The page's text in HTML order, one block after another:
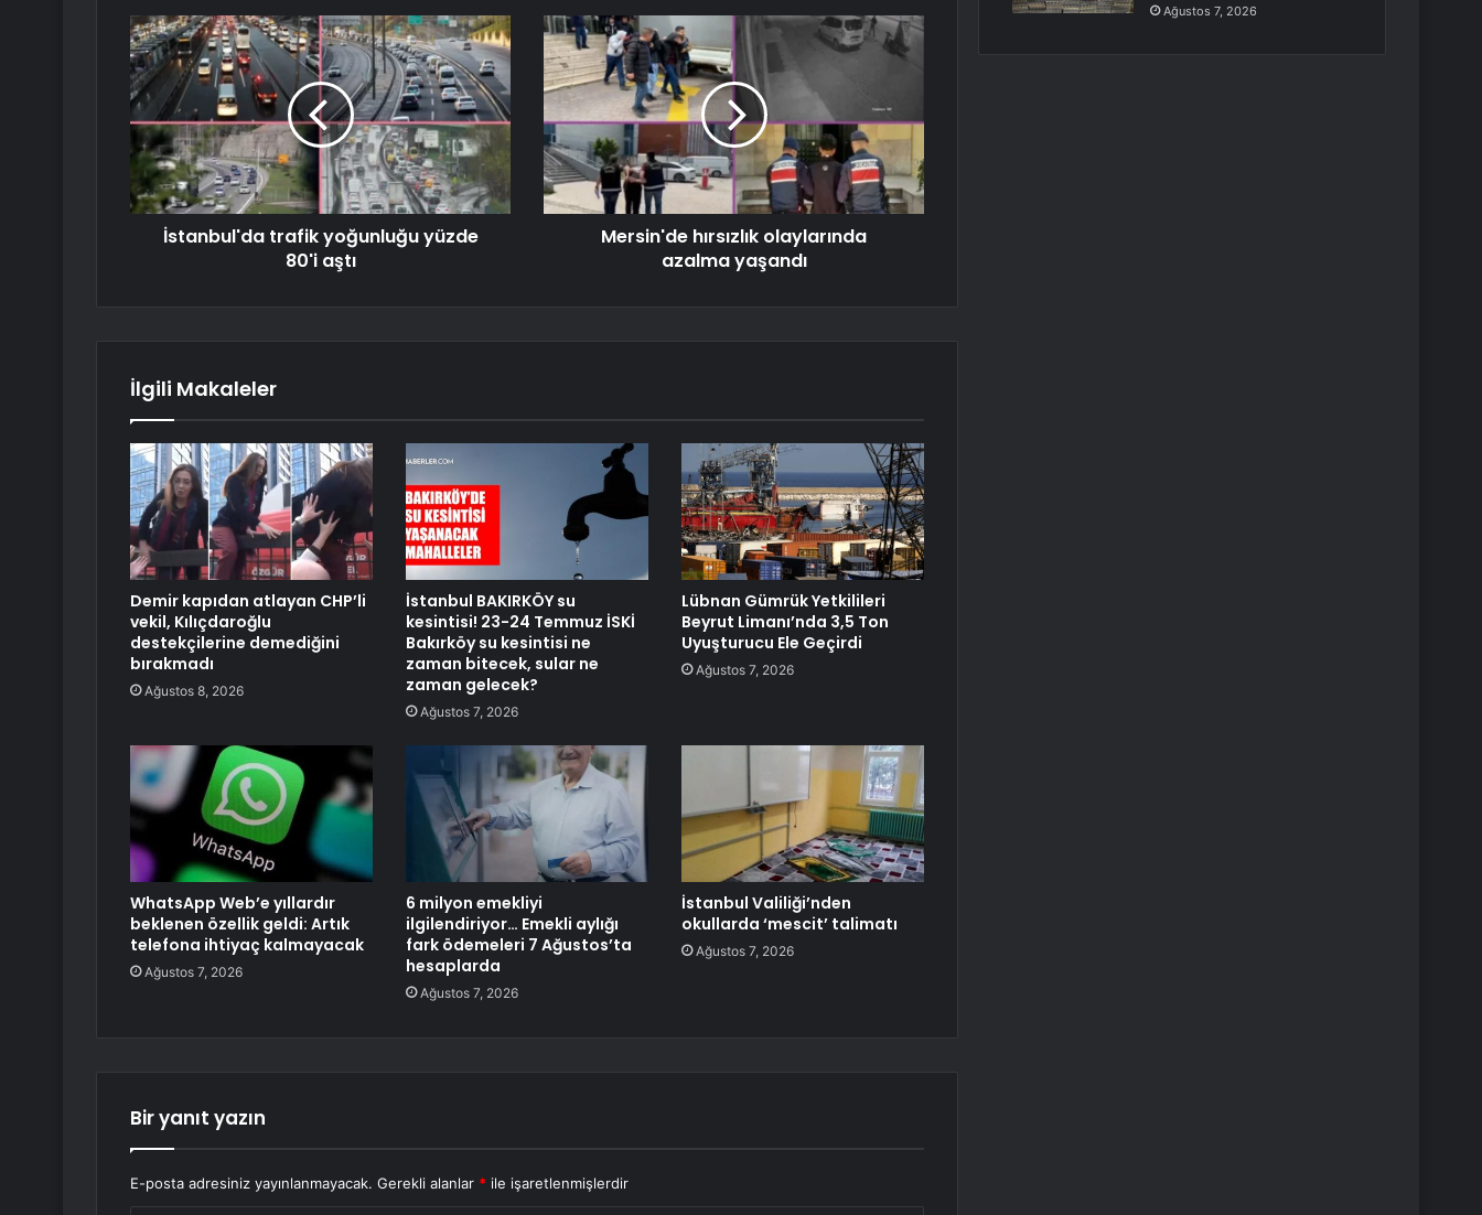
İstanbul'da trafik yoğunluğu yüzde
80'i aştı
Mersin'de hırsızlık olaylarında
azalma yaşandı
İlgili Makaleler
Demir kapıdan atlayan CHP’li
vekil, Kılıçdaroğlu
destekçilerine demediğini
bırakmadı
Ağustos 8, 2026
İstanbul BAKIRKÖY su
kesintisi! 23-24 Temmuz İSKİ
Bakırköy su kesintisi ne
zaman bitecek, sular ne
zaman gelecek?
Ağustos 7, 2026
Lübnan Gümrük Yetkilileri
Beyrut Limanı’nda 3,5 Ton
Uyuşturucu Ele Geçirdi
Ağustos 7, 2026
WhatsApp Web’e yıllardır
beklenen özellik geldi: Artık
telefona ihtiyaç kalmayacak
Ağustos 7, 2026
6 milyon emekliyi
ilgilendiriyor… Emekli aylığı
fark ödemeleri 7 Ağustos’ta
hesaplarda
Ağustos 7, 2026
İstanbul Valiliği’nden
okullarda ‘mescit’ talimatı
Ağustos 7, 2026
Bir yanıt yazın
E-posta adresiniz yayınlanmayacak. Gerekli alanlar * ile işaretlenmişlerdir
Ağustos 7, 2026